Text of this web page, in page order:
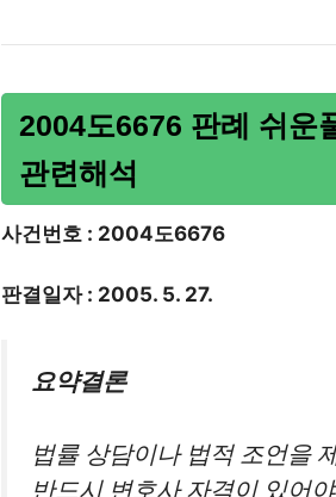
2004도6676 판례 쉬운
관련해석
사건번호 : 2004도6676
판결일자 : 2005. 5. 27.
요약결론
법률 상담이나 법적 조언을
반드시 변호사 자격이 있어